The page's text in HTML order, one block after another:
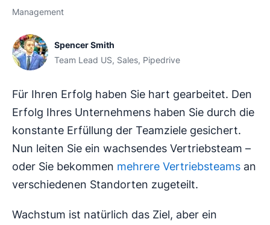
Management
Spencer Smith
Team Lead US, Sales, Pipedrive
Für Ihren Erfolg haben Sie hart gearbeitet. Den
Erfolg Ihres Unternehmens haben Sie durch die
konstante Erfüllung der Teamziele gesichert.
Nun leiten Sie ein wachsendes Vertriebsteam –
oder Sie bekommen mehrere Vertriebsteams an
verschiedenen Standorten zugeteilt.
Wachstum ist natürlich das Ziel, aber ein